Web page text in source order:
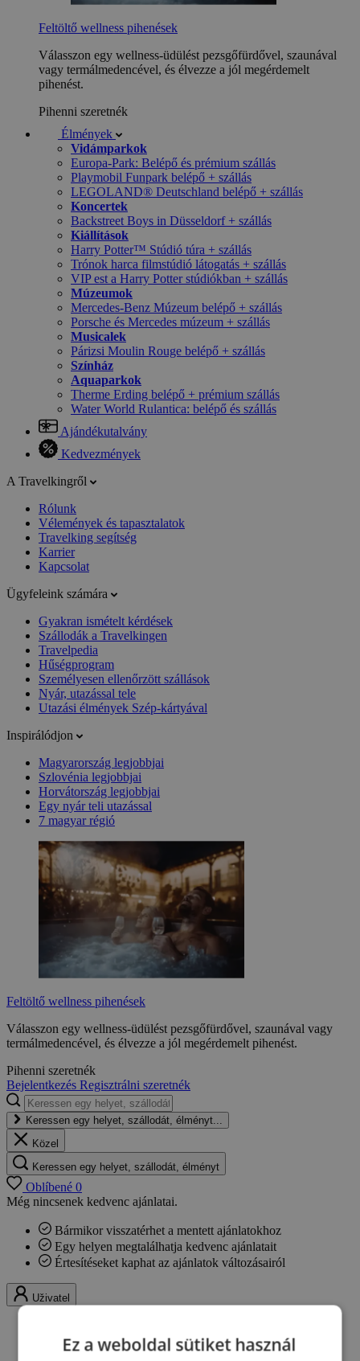
Feltöltő wellness pihenések
Válasszon egy wellness-üdülést pezsgőfürdővel, szaunával
vagy termálmedencével, és élvezze a jól megérdemelt
pihenést.
Pihenni szeretnék
Élmények
Vidámparkok
Europa-Park: Belépő és prémium szállás
Playmobil Funpark belépő + szállás
LEGOLAND® Deutschland belépő + szállás
Koncertek
Backstreet Boys in Düsseldorf + szállás
Kiállítások
Harry Potter™ Stúdió túra + szállás
Trónok harca filmstúdió látogatás + szállás
VIP est a Harry Potter stúdiókban + szállás
Múzeumok
Mercedes-Benz Múzeum belépő + szállás
Porsche és Mercedes múzeum + szállás
Musicalek
Párizsi Moulin Rouge belépő + szállás
Színház
Aquaparkok
Therme Erding belépő + prémium szállás
Water World Rulantica: belépő és szállás
Ajándékutalvány
Kedvezmények
A Travelkingről
Rólunk
Vélemények és tapasztalatok
Travelking segítség
Karrier
Kapcsolat
Ügyfeleink számára
Gyakran ismételt kérdések
Szállodák a Travelkingen
Travelpedia
Hűségprogram
Személyesen ellenőrzött szállások
Nyár, utazással tele
Utazási élmények Szép-kártyával
Inspirálódjon
Magyarország legjobbjai
Szlovénia legjobbjai
Horvátország legjobbjai
Egy nyár teli utazással
7 magyar régió
Feltöltő wellness pihenések
Válasszon egy wellness-üdülést pezsgőfürdővel, szaunával vagy
termálmedencével, és élvezze a jól megérdemelt pihenést.
Pihenni szeretnék
Bejelentkezés Regisztrálni szeretnék
Keressen egy helyet, szállodát, élményt...
Közel
Keressen egy helyet, szállodát, élményt
Oblíbené 0
Még nincsenek kedvenc ajánlatai.
Bármikor visszatérhet a mentett ajánlatokhoz
Egy helyen megtalálhatja kedvenc ajánlatait
Értesítéseket kaphat az ajánlatok változásairól
Uživatel
Regisztrálni szeretnék
Ez a weboldal sütiket használ